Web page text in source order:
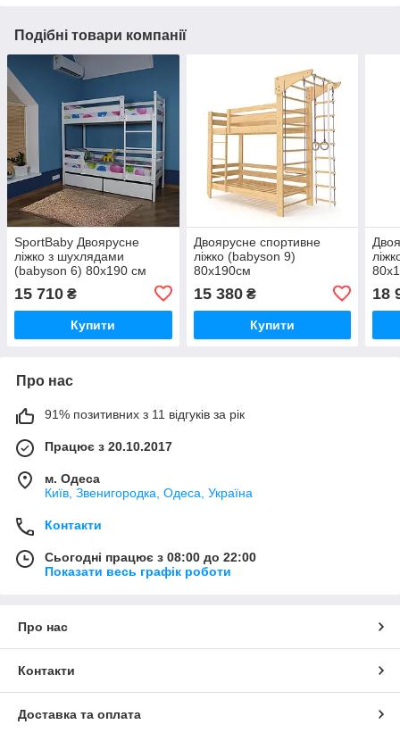
Подібні товари компанії
SportBaby Двоярусне
ліжко з шухлядами
(babyson 6) 80x190 см
15 710 ₴
Купити
Двоярусне спортивне
ліжко (babyson 9)
80x190см
15 380₴
Купити
18
Про нас
91% позитивних з 11 відгуків за рік
Працює з 20.10.2017
м. Одеса
Київ, Звенигородка, Одеса, Україна
Контакти
Сьогодні працює з 08:00 до 22:00
Показати весь графік роботи
Про нас
Контакти
Доставка та оплата